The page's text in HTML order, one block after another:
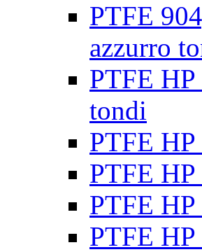
PTFE
azzurro
PTFE
tondi
PTFE
PTFE
PTFE
PTFE